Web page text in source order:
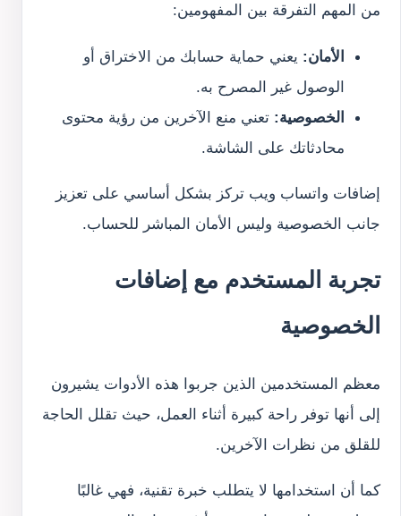
من المهم التفرقة بين المفهومين:
الأمان: يعني حماية حسابك من الاختراق أو
الوصول غير المصرح به.
الخصوصية: تعني منع الآخرين من رؤية محتوى
محادثاتك على الشاشة.
إضافات واتساب ويب تركز بشكل أساسي على تعزيز
جانب الخصوصية وليس الأمان المباشر للحساب.
تجربة المستخدم مع إضافات
الخصوصية
معظم المستخدمين الذين جربوا هذه الأدوات يشيرون
إلى أنها توفر راحة كبيرة أثناء العمل، حيث تقلل الحاجة
للقلق من نظرات الآخرين.
كما أن استخدامها لا يتطلب خبرة تقنية، فهي غالبًا